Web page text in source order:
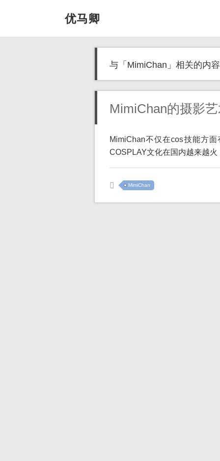
优马卿
与「MimiChan」相关的内容
MimiChan的摄影
MimiChan不仅在cos技能方
COSPLAY文化在国内越来越
MimiChan